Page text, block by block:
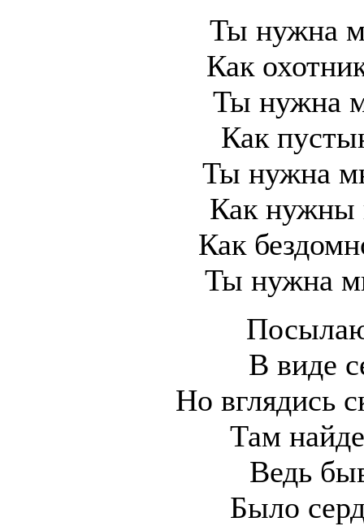
Ты нужна
Как
Ты нужна
Как
Ты нужна
Как нужны
Как
Ты нужна
В виде
Но вглядись
Там
Ведь
Было